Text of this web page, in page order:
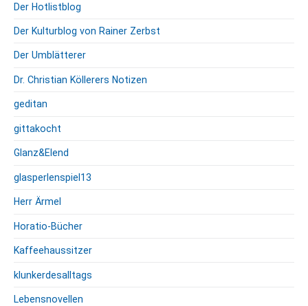
Der Hotlistblog
Der Kulturblog von Rainer Zerbst
Der Umblätterer
Dr. Christian Köllerers Notizen
geditan
gittakocht
Glanz&Elend
glasperlenspiel13
Herr Ärmel
Horatio-Bücher
Kaffeehaussitzer
klunkerdesalltags
Lebensnovellen